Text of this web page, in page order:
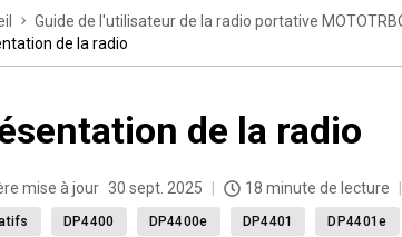
Guide de l'utilisateur de la radio portative
de la radio
de la radio
mise à jour 30 sept. 2025 18 minute de lecture
DP4400 DP4400e DP4401 DP4401e